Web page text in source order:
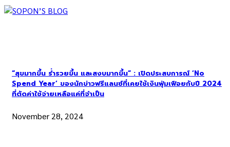
“สุขมากขึ้น ร่ำรวยขึ้น และสงบมากขึ้น” : เปิดประสบการณ์ ‘No
Spend Year’ ของนักข่าวฟรีแลนซ์ที่เคยใช้เงินฟุ่มเฟือยกับปี 2024
ที่ตัดค่าใช้จ่ายเหลือแค่ที่จำเป็น
November 28, 2024